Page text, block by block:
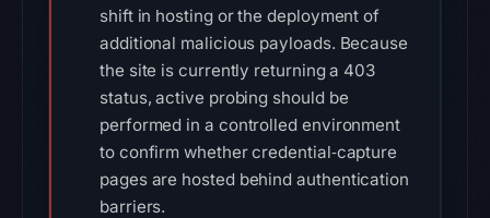
shift in hosting or the deployment of
additional malicious payloads. Because
the site is currently returning a 403
status, active probing should be
performed in a controlled environment
to confirm whether credential‑capture
pages are hosted behind authentication
barriers.